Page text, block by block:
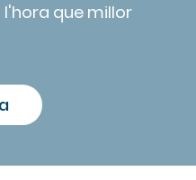
que millor